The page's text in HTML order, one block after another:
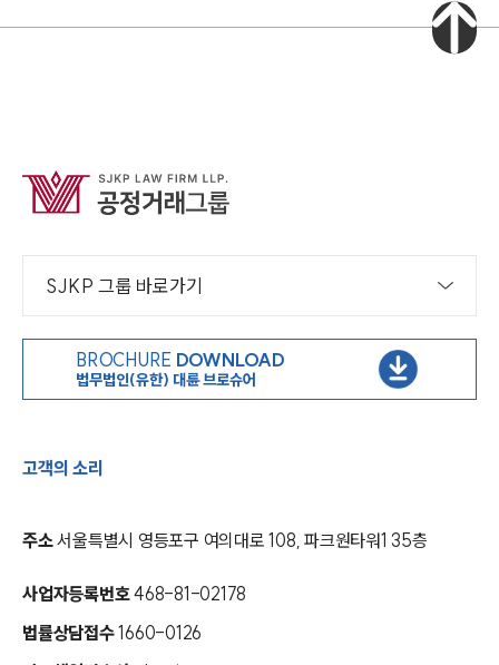
SJKP 그룹 바로가기
BROCHURE DOWNLOAD
법무법인(유한) 대륜 브로슈어
고객의 소리
주소서울특별시 영등포구 여의대로 108, 파크원타워1 35층
사업자등록번호468-81-02178
법률상담접수1660-0126